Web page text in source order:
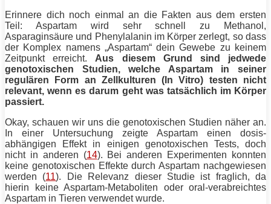
Erinnere dich noch einmal an die Fakten aus dem ersten
Teil: Aspartam wird sehr schnell zu Methanol,
Asparaginsäure und Phenylalanin im Körper zerlegt, so dass
der Komplex namens „Aspartam“ dein Gewebe zu keinem
Zeitpunkt erreicht. Aus diesem Grund sind jedwede
genotoxischen Studien, welche Aspartam in seiner
regulären Form an Zellkulturen (In Vitro) testen nicht
relevant, wenn es darum geht was tatsächlich im Körper
passiert.
Okay, schauen wir uns die genotoxischen Studien näher an.
In einer Untersuchung zeigte Aspartam einen dosis-
abhängigen Effekt in einigen genotoxischen Tests, doch
nicht in anderen (14). Bei anderen Experimenten konnten
keine genotoxischen Effekte durch Aspartam nachgewiesen
werden (11). Die Relevanz dieser Studie ist fraglich, da
hierin keine Aspartam-Metaboliten oder oral-verabreichtes
Aspartam in Tieren verwendet wurde.